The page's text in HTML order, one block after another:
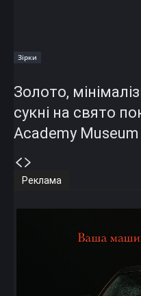
Зірки
Золото,
сукні на свято
Academy
Реклама